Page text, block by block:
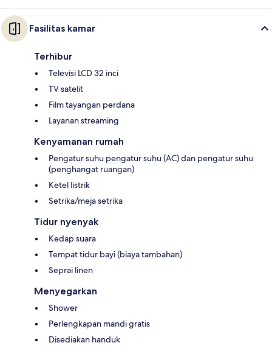
Fasilitas kamar
Terhibur
Televisi LCD 32 inci
TV satelit
Film tayangan perdana
Layanan streaming
Kenyamanan rumah
Pengatur suhu pengatur suhu (AC) dan pengatur suhu
(penghangat ruangan)
Ketel listrik
Setrika/meja setrika
Tidur nyenyak
Kedap suara
Tempat tidur bayi (biaya tambahan)
Seprai linen
Menyegarkan
Shower
Perlengkapan mandi gratis
Disediakan handuk